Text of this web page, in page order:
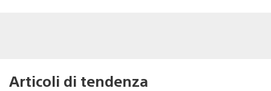
Articoli di tendenza